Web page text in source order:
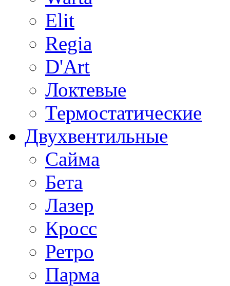
Elit
Regia
D'Art
Локтевые
Термостатические
Двухвентильные
Сайма
Бета
Лазер
Кросс
Ретро
Парма